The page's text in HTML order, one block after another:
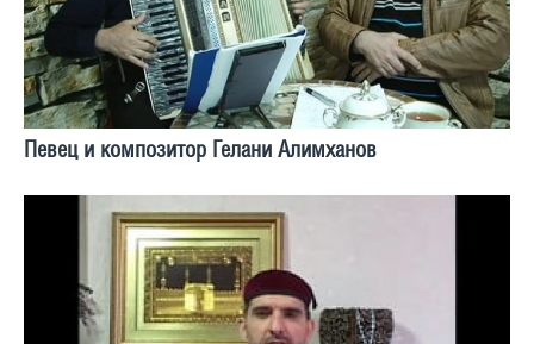
Певец и композитор Гелани Алимханов